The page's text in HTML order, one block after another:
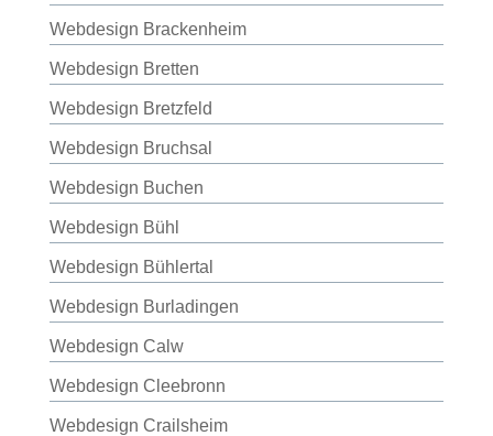
Webdesign Brackenheim
Webdesign Bretten
Webdesign Bretzfeld
Webdesign Bruchsal
Webdesign Buchen
Webdesign Bühl
Webdesign Bühlertal
Webdesign Burladingen
Webdesign Calw
Webdesign Cleebronn
Webdesign Crailsheim